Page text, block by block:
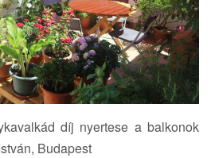
díj nyertese a balkonok
Budapest